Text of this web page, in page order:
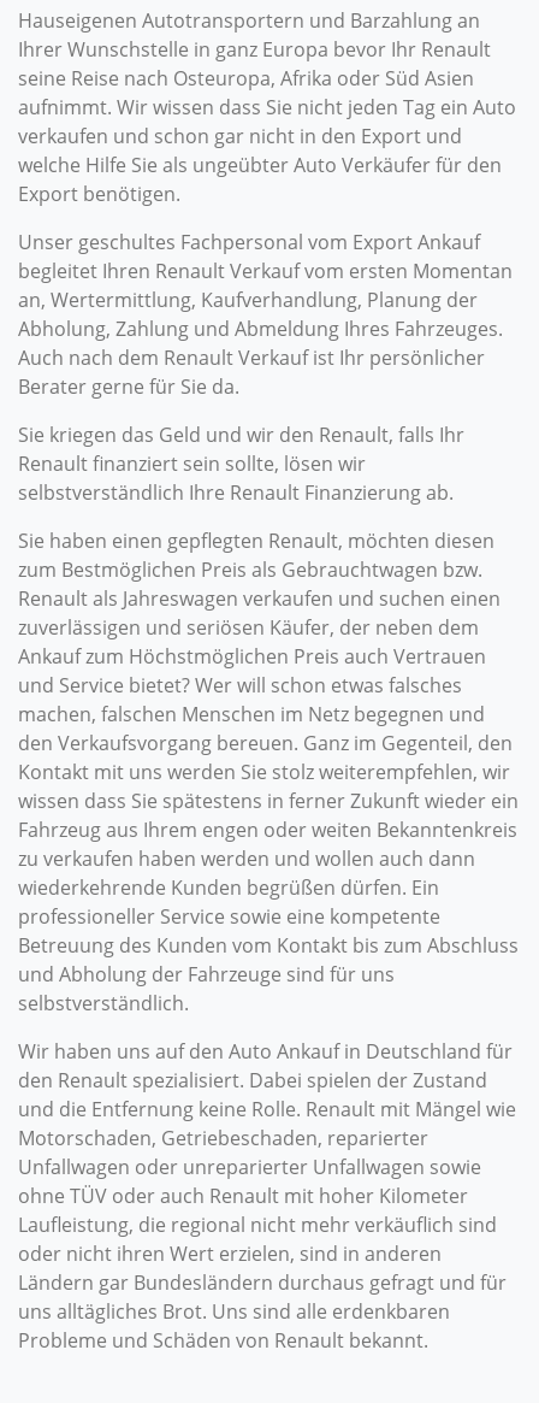
Hauseigenen Autotransportern und Barzahlung an
Ihrer Wunschstelle in ganz Europa bevor Ihr Renault
seine Reise nach Osteuropa, Afrika oder Süd Asien
aufnimmt. Wir wissen dass Sie nicht jeden Tag ein Auto
verkaufen und schon gar nicht in den Export und
welche Hilfe Sie als ungeübter Auto Verkäufer für den
Export benötigen.
Unser geschultes Fachpersonal vom Export Ankauf
begleitet Ihren Renault Verkauf vom ersten Momentan
an, Wertermittlung, Kaufverhandlung, Planung der
Abholung, Zahlung und Abmeldung Ihres Fahrzeuges.
Auch nach dem Renault Verkauf ist Ihr persönlicher
Berater gerne für Sie da.
Sie kriegen das Geld und wir den Renault, falls Ihr
Renault finanziert sein sollte, lösen wir
selbstverständlich Ihre Renault Finanzierung ab.
Sie haben einen gepflegten Renault, möchten diesen
zum Bestmöglichen Preis als Gebrauchtwagen bzw.
Renault als Jahreswagen verkaufen und suchen einen
zuverlässigen und seriösen Käufer, der neben dem
Ankauf zum Höchstmöglichen Preis auch Vertrauen
und Service bietet? Wer will schon etwas falsches
machen, falschen Menschen im Netz begegnen und
den Verkaufsvorgang bereuen. Ganz im Gegenteil, den
Kontakt mit uns werden Sie stolz weiterempfehlen, wir
wissen dass Sie spätestens in ferner Zukunft wieder ein
Fahrzeug aus Ihrem engen oder weiten Bekanntenkreis
zu verkaufen haben werden und wollen auch dann
wiederkehrende Kunden begrüßen dürfen. Ein
professioneller Service sowie eine kompetente
Betreuung des Kunden vom Kontakt bis zum Abschluss
und Abholung der Fahrzeuge sind für uns
selbstverständlich.
Wir haben uns auf den Auto Ankauf in Deutschland für
den Renault spezialisiert. Dabei spielen der Zustand
und die Entfernung keine Rolle. Renault mit Mängel wie
Motorschaden, Getriebeschaden, reparierter
Unfallwagen oder unreparierter Unfallwagen sowie
ohne TÜV oder auch Renault mit hoher Kilometer
Laufleistung, die regional nicht mehr verkäuflich sind
oder nicht ihren Wert erzielen, sind in anderen
Ländern gar Bundesländern durchaus gefragt und für
uns alltägliches Brot. Uns sind alle erdenkbaren
Probleme und Schäden von Renault bekannt.